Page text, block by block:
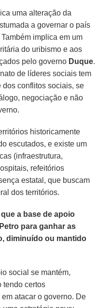
uma alteração da
a governar o país
implica em um
do uribismo e aos
pelo governo Duque.
de líderes sociais tem
dos conflitos sociais, se
negociação e não
historicamente
escutados, e existe um
(infraestrutura,
refeitórios
estatal, que buscam
dos territórios.
a base de apoio
para ganhar as
diminuído ou mantido
social se mantém,
tendo certos
atacar o governo. De